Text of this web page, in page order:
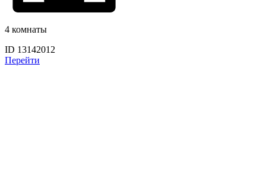
4 комнаты
ID 13142012
Перейти